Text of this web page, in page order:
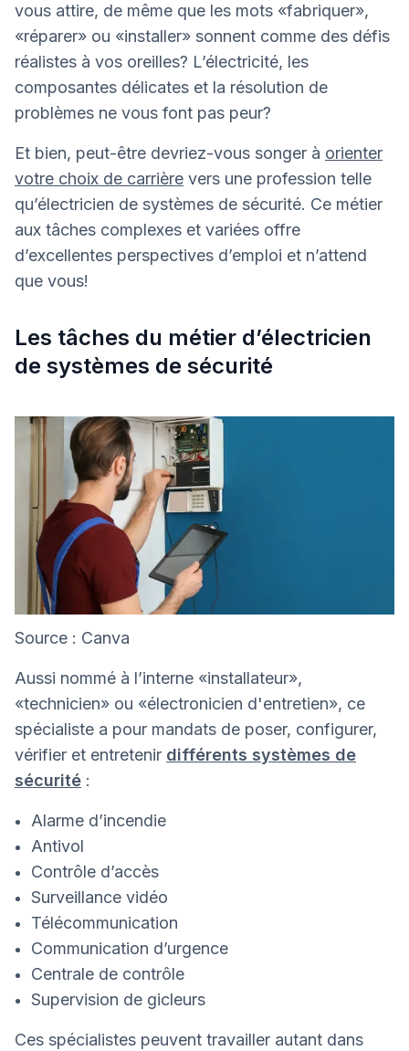
vous attire, de même que les mots «fabriquer»,
«réparer» ou «installer» sonnent comme des défis
réalistes à vos oreilles? L’électricité, les
composantes délicates et la résolution de
problèmes ne vous font pas peur?
Et bien, peut-être devriez-vous songer à orienter
votre choix de carrière vers une profession telle
qu’électricien de systèmes de sécurité. Ce métier
aux tâches complexes et variées offre
d’excellentes perspectives d’emploi et n’attend
que vous!
Les tâches du métier d’électricien
de systèmes de sécurité
Source : Canva
Aussi nommé à l’interne «installateur»,
«technicien» ou «électronicien d'entretien», ce
spécialiste a pour mandats de poser, configurer,
vérifier et entretenir différents systèmes de
sécurité :
Alarme d’incendie
Antivol
Contrôle d’accès
Surveillance vidéo
Télécommunication
Communication d’urgence
Centrale de contrôle
Supervision de gicleurs
Ces spécialistes peuvent travailler autant dans